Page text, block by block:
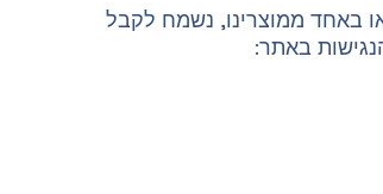
באחד ממוצרינו, נשמח לקבל
באתר: